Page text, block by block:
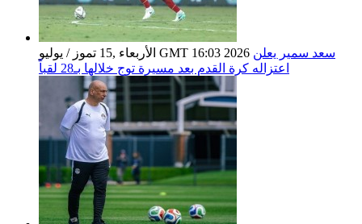
الأربعاء ,15 تموز / يوليو GMT 16:03 2026 سعد سمير يعلن
اعتزاله كرة القدم بعد مسيرة توج خلالها بـ28 لقباً